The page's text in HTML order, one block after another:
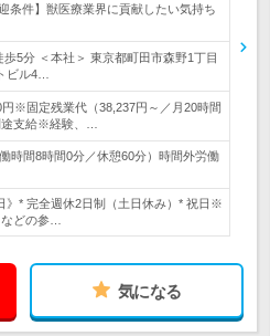
条件】獣医療業界に貢献したい気持ち
5分 ＜本社＞ 東京都町田市森野1丁目
ビル4…
円※固定残業代（38,237円～／月20時間
支給※経験、…
時間8時間0分／休憩60分）時間外労働
》* 完全週休2日制（土日休み）* 祝日※
どの参…
気になる